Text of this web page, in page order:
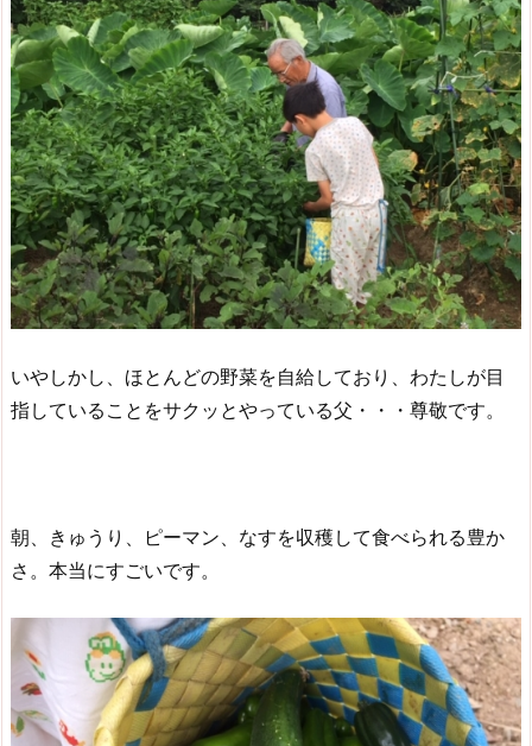
いやしかし、ほとんどの野菜を自給しており、わたしが目
指していることをサクッとやっている父・・・尊敬です。
朝、きゅうり、ピーマン、なすを収穫して食べられる豊か
さ。本当にすごいです。